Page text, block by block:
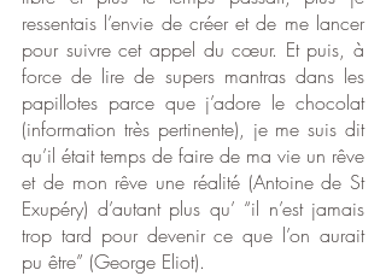
ressentais l’envie de créer et de me lancer
pour suivre cet appel du cœur. Et puis, à
force de lire de supers mantras dans les
papillotes parce que j’adore le chocolat
(information très pertinente), je me suis dit
qu’il était temps de faire de ma vie un rêve
et de mon rêve une réalité (Antoine de St
Exupéry) d’autant plus qu’ “il n’est jamais
trop tard pour devenir ce que l’on aurait
pu être” (George Eliot).